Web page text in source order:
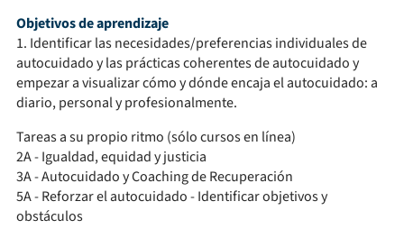
Objetivos de aprendizaje
1. Identificar las necesidades/preferencias individuales de
autocuidado y las prácticas coherentes de autocuidado y
empezar a visualizar cómo y dónde encaja el autocuidado: a
diario, personal y profesionalmente.
Tareas a su propio ritmo (sólo cursos en línea)
2A - Igualdad, equidad y justicia
3A - Autocuidado y Coaching de Recuperación
5A - Reforzar el autocuidado - Identificar objetivos y
obstáculos